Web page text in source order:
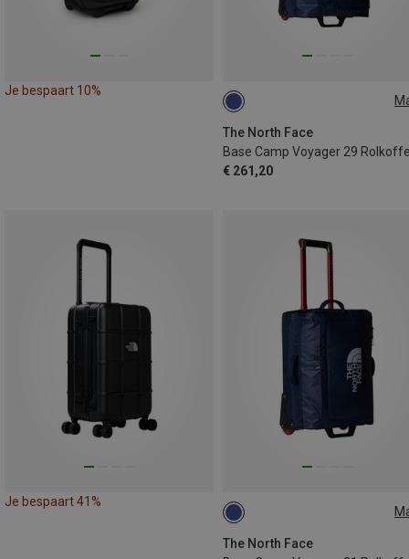
Je bespaart 10%
The North Face
Base Camp Voyager 29
€ 261,20
94L
Je bespaart 41%
The North Face
40L